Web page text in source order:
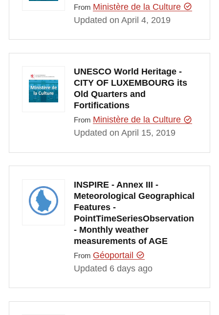
From Ministère de la Culture
Updated on April 4, 2019
UNESCO World Heritage -
CITY OF LUXEMBOURG its
Old Quarters and
Fortifications
From Ministère de la Culture
Updated on April 15, 2019
INSPIRE - Annex III -
Meteorological Geographical
Features -
PointTimeSeriesObservation
- Monthly weather
measurements of AGE
From Géoportail
Updated 6 days ago